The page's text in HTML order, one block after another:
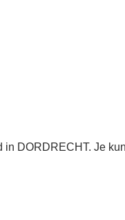
in DORDRECHT. Je